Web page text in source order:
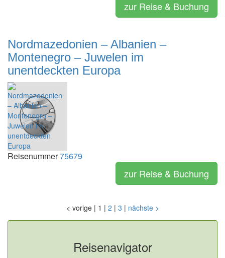
zur Reise & Buchung
Nordmazedonien – Albanien –
Montenegro – Juwelen im
unentdeckten Europa
Reisenummer75679
zur Reise & Buchung
< vorige | 1 | 2 | 3 | nächste >
Reisenavigator